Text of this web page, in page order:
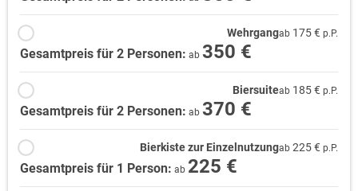
Wehrgangab 175 € p.P.
Gesamtpreis für 2 Personen: ab 350 €
Biersuiteab 185 € p.P.
Gesamtpreis für 2 Personen: ab 370 €
Bierkiste zur Einzelnutzungab 225 € p.P.
Gesamtpreis für 1 Person: ab 225 €